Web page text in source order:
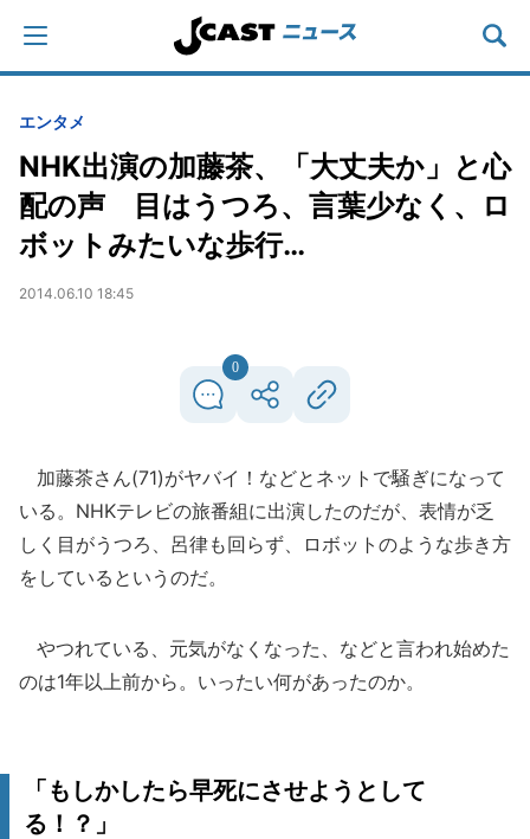
エンタメ
NHK出演の加藤茶、「大丈夫か」と心
配の声 目はうつろ、言葉少なく、ロ
ボットみたいな歩行…
2014.06.10 18:45
0
加藤茶さん(71)がヤバイ！などとネットで騒ぎになって
いる。NHKテレビの旅番組に出演したのだが、表情が乏
しく目がうつろ、呂律も回らず、ロボットのような歩き方
をしているというのだ。
やつれている、元気がなくなった、などと言われ始めた
のは1年以上前から。いったい何があったのか。
「もしかしたら早死にさせようとして
る！？」